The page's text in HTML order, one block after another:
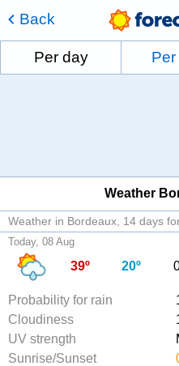
Back
Per day
Weather
Weather in Bordeaux 14 days
Today, 08 Aug
39º 20º
Probability for rain
Cloudiness
UV strength
Sunrise/Sunset